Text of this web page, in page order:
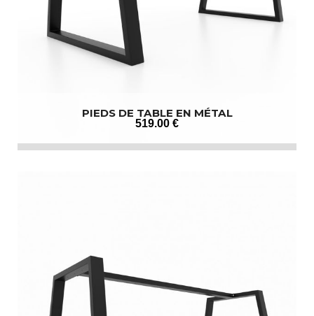
PIEDS DE TABLE EN MÉTAL
519.00 €